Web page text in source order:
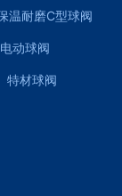
温耐磨C型球阀
电动球阀
特材球阀